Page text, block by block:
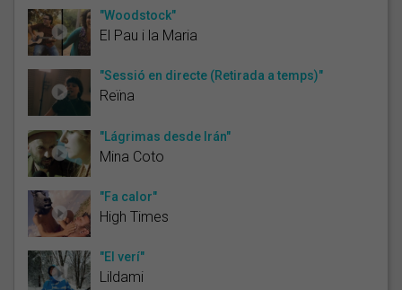
"Woodstock"
El Pau i la Maria
"Sessió en directe (Retirada a temps)"
Reïna
"Lágrimas desde Irán"
Mina Coto
"Fa calor"
High Times
"El verí"
Lildami